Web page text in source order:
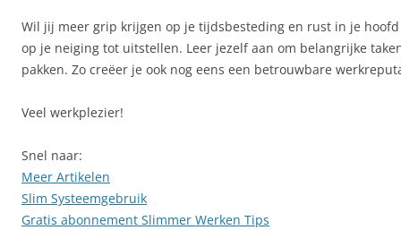
Wil jij meer grip krijgen op je tijdsbesteding en rust in je
op je neiging tot uitstellen. Leer jezelf aan om belangrijke
pakken. Zo creëer je ook nog eens een betrouwbare
Veel werkplezier!
Snel naar:
Meer Artikelen
Slim Systeemgebruik
Gratis abonnement Slimmer Werken Tips